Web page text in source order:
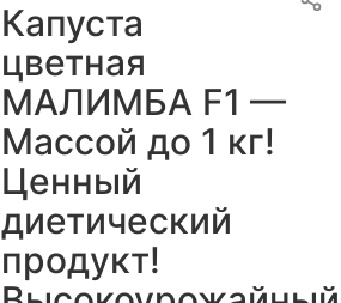
Капуста
цветная
МАЛИМБА F1 —
Массой до 1 кг!
Ценный
диетический
продукт!